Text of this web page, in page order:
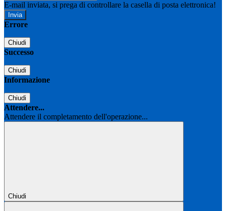
E-mail inviata, si prega di controllare la casella di posta elettronica!
Errore
Chiudi
Successo
Chiudi
Informazione
Chiudi
Attendere...
Attendere il completamento dell'operazione...
Chiudi